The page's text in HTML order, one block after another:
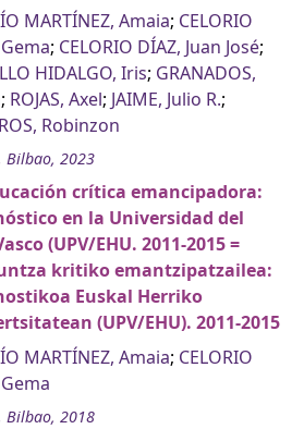
MARTÍNEZ, Amaia; CELORIO
; CELORIO DÍAZ, Juan José;
HIDALGO, Iris; GRANADOS,
; ROJAS, Axel; JAIME, Julio R.;
Robinzon
Bilbao, 2023
crítica emancipadora:
en la Universidad del
(UPV/EHU. 2011-2015 =
kritiko emantzipatzailea:
Euskal Herriko
(UPV/EHU). 2011-2015
MARTÍNEZ, Amaia; CELORIO
Bilbao, 2018